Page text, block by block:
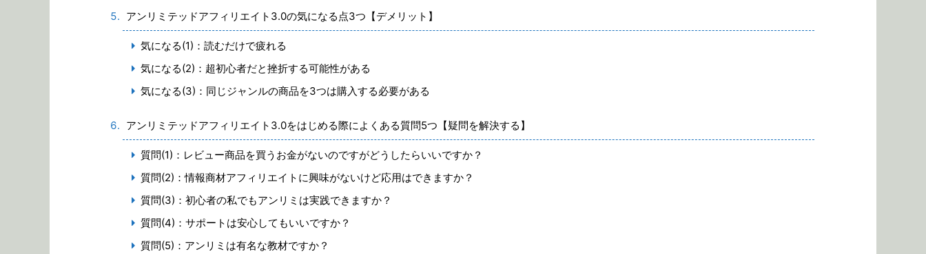
アンリミテッドアフィリエイト3.0の気になる点3つ【デメリット】
気になる(1)：読むだけで疲れる
気になる(2)：超初心者だと挫折する可能性がある
気になる(3)：同じジャンルの商品を3つは購入する必要がある
アンリミテッドアフィリエイト3.0をはじめる際によくある質問5つ【疑問を解決する】
質問(1)：レビュー商品を買うお金がないのですがどうしたらいいですか？
質問(2)：情報商材アフィリエイトに興味がないけど応用はできますか？
質問(3)：初心者の私でもアンリミは実践できますか？
質問(4)：サポートは安心してもいいですか？
質問(5)：アンリミは有名な教材ですか？